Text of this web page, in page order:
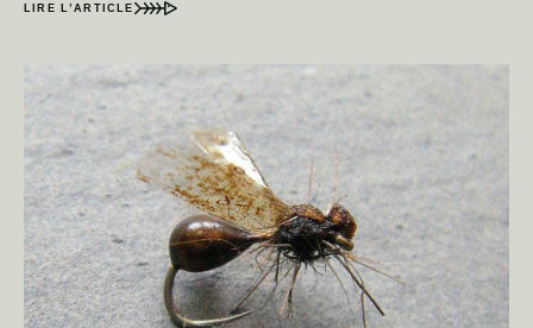
LIRE L’ARTICLE